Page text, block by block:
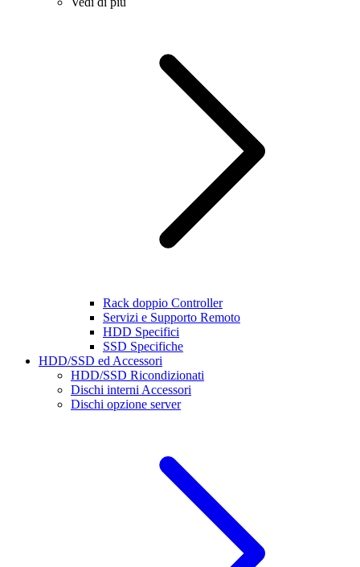
Rack doppio Controller
Servizi e Supporto Remoto
HDD Specifici
SSD Specifiche
HDD/SSD ed Accessori
HDD/SSD Ricondizionati
Dischi interni Accessori
Dischi opzione server